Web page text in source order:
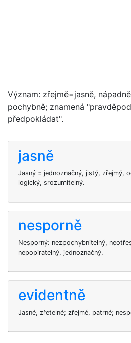
Význam: zřejmě=jasně,
pochybně; znamená
předpokládat".
jasně
Jasný = jednoznačný, jistý, zřejmý,
logický, srozumitelný.
nesporně
Nesporný: nezpochybnitelný,
nepopiratelný, jednoznačný.
evidentně
Jasné, zřetelné; zřejmé, patrné;